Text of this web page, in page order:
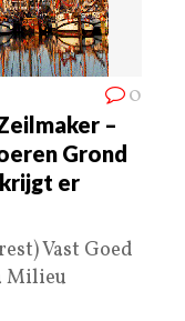
0
–
Grond
er
Vast Goed
Milieu